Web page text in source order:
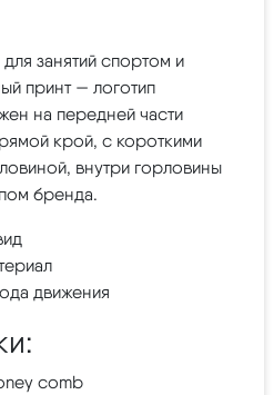
занятий спортом и
принт — логотип
на передней части
крой, с короткими
внутри горловины
бренда.
движения
comb